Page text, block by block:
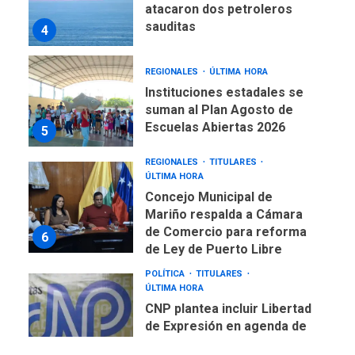
4
atacaron dos petroleros
sauditas
5
REGIONALES ÚLTIMA HORA
Instituciones estadales se
suman al Plan Agosto de
Escuelas Abiertas 2026
6
REGIONALES
TITULARES
ÚLTIMA HORA
Concejo Municipal de
Mariño respalda a Cámara
de Comercio para reforma
de Ley de Puerto Libre
POLÍTICA
TITULARES
ÚLTIMA HORA
CNP plantea incluir Libertad
de Expresión en agenda de